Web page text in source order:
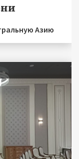
Азию